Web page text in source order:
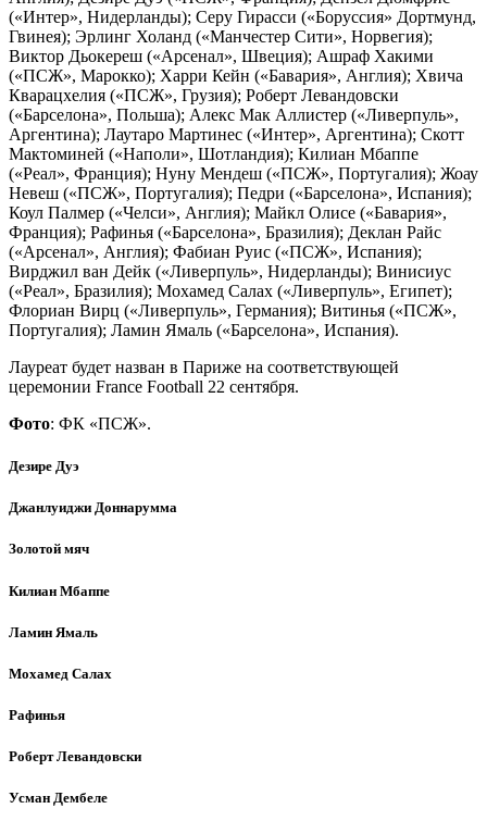
(«Интер», Нидерланды); Серу Гирасси («Боруссия» Дортмунд,
Гвинея); Эрлинг Холанд («Манчестер Сити», Норвегия);
Виктор Дьокереш («Арсенал», Швеция); Ашраф Хакими
(«ПСЖ», Марокко); Харри Кейн («Бавария», Англия); Хвича
Кварацхелия («ПСЖ», Грузия); Роберт Левандовски
(«Барселона», Польша); Алекс Мак Аллистер («Ливерпуль»,
Аргентина); Лаутаро Мартинес («Интер», Аргентина); Скотт
Мактоминей («Наполи», Шотландия); Килиан Мбаппе
(«Реал», Франция); Нуну Мендеш («ПСЖ», Португалия); Жоау
Невеш («ПСЖ», Португалия); Педри («Барселона», Испания);
Коул Палмер («Челси», Англия); Майкл Олисе («Бавария»,
Франция); Рафинья («Барселона», Бразилия); Деклан Райс
(«Арсенал», Англия); Фабиан Руис («ПСЖ», Испания);
Вирджил ван Дейк («Ливерпуль», Нидерланды); Винисиус
(«Реал», Бразилия); Мохамед Салах («Ливерпуль», Египет);
Флориан Вирц («Ливерпуль», Германия); Витинья («ПСЖ»,
Португалия); Ламин Ямаль («Барселона», Испания).
Лауреат будет назван в Париже на соответствующей
церемонии France Football 22 сентября.
Фото: ФК «ПСЖ».
Дезире Дуэ
Джанлуиджи Доннарумма
Золотой мяч
Килиан Мбаппе
Ламин Ямаль
Мохамед Салах
Рафинья
Роберт Левандовски
Усман Дембеле